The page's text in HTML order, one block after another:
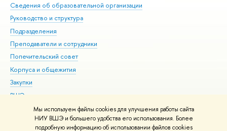
Мы используем файлы cookies для улучшения работы сайта
НИУ ВШЭ и большего удобства его использования. Более
подробную информацию об использовании файлов cookies
Сведения об образовательной организации
Руководство и структура
Подразделения
Преподаватели и сотрудники
Попечительский совет
Корпуса и общежития
Закупки
ВШЭ для студентов с ограниченными возможностями
здоровья и инвалидностью
Версия для слабовидящих